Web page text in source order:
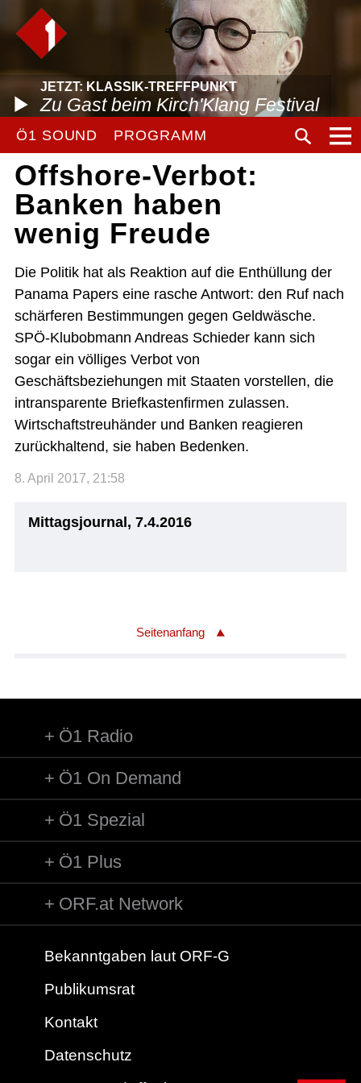
JETZT: KLASSIK-TREFFPUNKT
Zu Gast beim Kirch'Klang Festival
Ö1 SOUND PROGRAMM
Offshore-Verbot:
Banken haben
wenig Freude
Die Politik hat als Reaktion auf die Enthüllung der
Panama Papers eine rasche Antwort: den Ruf nach
schärferen Bestimmungen gegen Geldwäsche.
SPÖ-Klubobmann Andreas Schieder kann sich
sogar ein völliges Verbot von
Geschäftsbeziehungen mit Staaten vorstellen, die
intransparente Briefkastenfirmen zulassen.
Wirtschaftstreuhänder und Banken reagieren
zurückhaltend, sie haben Bedenken.
8. April 2017, 21:58
Mittagsjournal, 7.4.2016
Seitenanfang
Ö1 Radio
Ö1 On Demand
Ö1 Spezial
Ö1 Plus
ORF.at Network
Bekanntgaben laut ORF-G
Publikumsrat
Kontakt
Datenschutz